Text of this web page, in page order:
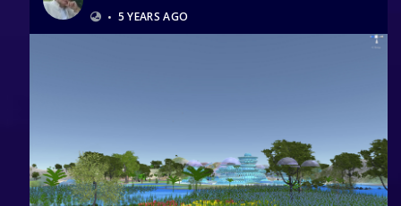
• 5 YEARS AGO